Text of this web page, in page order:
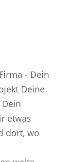
- Dein
Deine
etwas
dort, wo